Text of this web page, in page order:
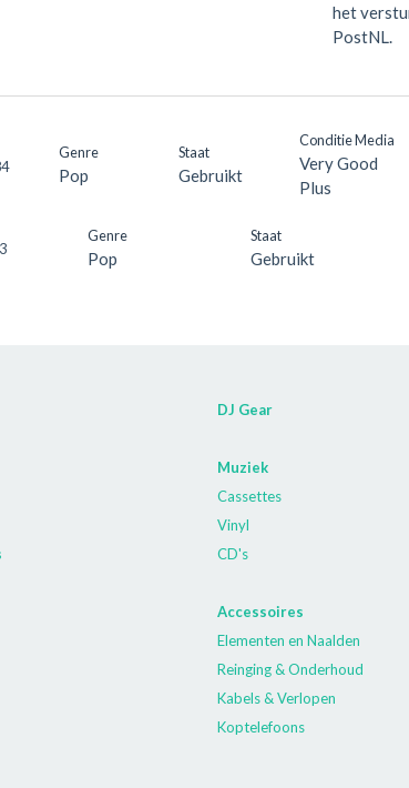
het
PostNL.
Genre
Pop
Staat
Gebruikt
Conditie Media
Very Good
Plus
Genre
Pop
Staat
Gebruikt
DJ Gear
Muziek
Cassettes
Vinyl
CD's
Accessoires
Elementen en Naalden
Reinging & Onderhoud
Kabels & Verlopen
Koptelefoons